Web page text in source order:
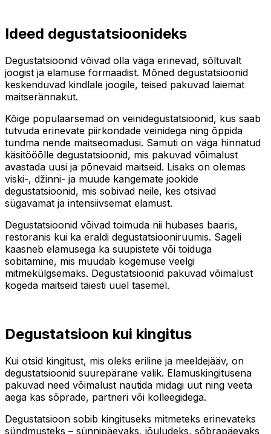
Ideed degustatsioonideks
Degustatsioonid võivad olla väga erinevad, sõltuvalt
joogist ja elamuse formaadist. Mõned degustatsioonid
keskenduvad kindlale joogile, teised pakuvad laiemat
maitserännakut.
Kõige populaarsemad on veinidegustatsioonid, kus saab
tutvuda erinevate piirkondade veinidega ning õppida
tundma nende maitseomadusi. Samuti on väga hinnatud
käsitööõlle degustatsioonid, mis pakuvad võimalust
avastada uusi ja põnevaid maitseid. Lisaks on olemas
viski-, džinni- ja muude kangemate jookide
degustatsioonid, mis sobivad neile, kes otsivad
sügavamat ja intensiivsemat elamust.
Degustatsioonid võivad toimuda nii hubases baaris,
restoranis kui ka eraldi degustatsiooniruumis. Sageli
kaasneb elamusega ka suupistete või toiduga
sobitamine, mis muudab kogemuse veelgi
mitmekülgsemaks. Degustatsioonid pakuvad võimalust
kogeda maitseid täiesti uuel tasemel.
Degustatsioon kui kingitus
Kui otsid kingitust, mis oleks eriline ja meeldejääv, on
degustatsioonid suurepärane valik. Elamuskingitusena
pakuvad need võimalust nautida midagi uut ning veeta
aega kas sõprade, partneri või kolleegidega.
Degustatsioon sobib kingituseks mitmeteks erinevateks
sündmusteks – sünnipäevaks, jõuludeks, sõbrapäevaks